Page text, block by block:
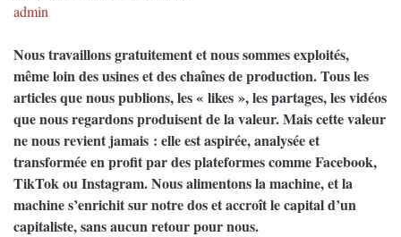
admin
Nous travaillons gratuitement et nous sommes exploités,
même loin des usines et des chaînes de production. Tous les
articles que nous publions, les « likes », les partages, les vidéos
que nous regardons produisent de la valeur. Mais cette valeur
ne nous revient jamais : elle est aspirée, analysée et
transformée en profit par des plateformes comme Facebook,
TikTok ou Instagram. Nous alimentons la machine, et la
machine s’enrichit sur notre dos et accroît le capital d’un
capitaliste, sans aucun retour pour nous.